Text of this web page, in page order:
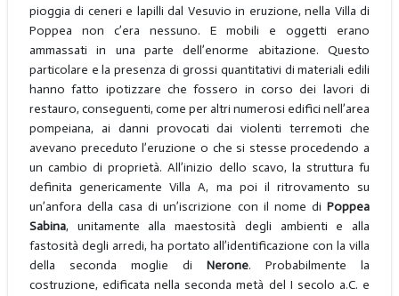
pioggia di ceneri e lapilli dal Vesuvio in eruzione, nella Villa di
Poppea non c’era nessuno. E mobili e oggetti erano
ammassati in una parte dell’enorme abitazione. Questo
particolare e la presenza di grossi quantitativi di materiali edili
hanno fatto ipotizzare che fossero in corso dei lavori di
restauro, conseguenti, come per altri numerosi edifici nell’area
pompeiana, ai danni provocati dai violenti terremoti che
avevano preceduto l’eruzione o che si stesse procedendo a
un cambio di proprietà. All’inizio dello scavo, la struttura fu
definita genericamente Villa A, ma poi il ritrovamento su
un’anfora della casa di un’iscrizione con il nome diPoppea
Sabina, unitamente alla maestosità degli ambienti e alla
fastosità degli arredi, ha portato all’identificazione con la villa
della seconda moglie diNerone. Probabilmente la
costruzione, edificata nella seconda metà del I secolo a.C. e